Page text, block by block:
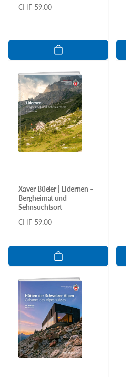
Normaler
CHF 59.00
Xaver Büeler | Lidernen –
Bergheimat und
Sehnsuchtsort
Normaler
CHF 59.00